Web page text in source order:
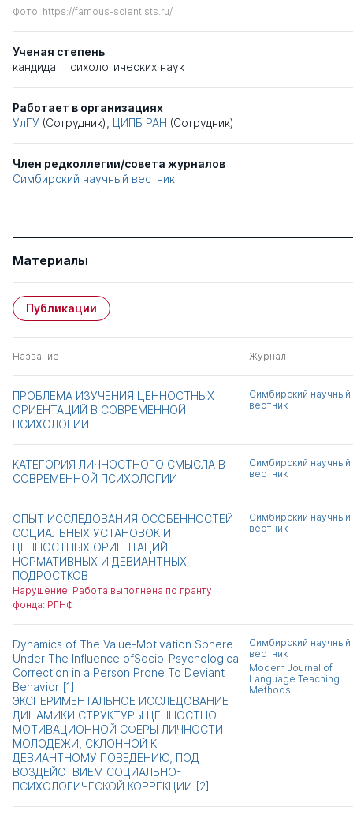
Фото: https://famous-scientists.ru/
Ученая степень
кандидат психологических наук
Работает в организациях
УлГУ (Сотрудник), ЦИПБ РАН (Сотрудник)
Член редколлегии/совета журналов
Симбирский научный вестник
Материалы
Публикации
Название Журнал
ПРОБЛЕМА ИЗУЧЕНИЯ ЦЕННОСТНЫХ
ОРИЕНТАЦИЙ В СОВРЕМЕННОЙ
ПСИХОЛОГИИ
Симбирский научный
вестник
КАТЕГОРИЯ ЛИЧНОСТНОГО СМЫСЛА В
СОВРЕМЕННОЙ ПСИХОЛОГИИ
Симбирский научный
вестник
ОПЫТ ИССЛЕДОВАНИЯ ОСОБЕННОСТЕЙ
СОЦИАЛЬНЫХ УСТАНОВОК И
ЦЕННОСТНЫХ ОРИЕНТАЦИЙ
НОРМАТИВНЫХ И ДЕВИАНТНЫХ
ПОДРОСТКОВ
Нарушение: Работа выполнена по гранту
фонда: РГНФ
Симбирский научный
вестник
Dynamics of The Value-Motivation Sphere
Under The Influence ofSocio-Psychological
Correction in a Person Prone To Deviant
Behavior [1]
ЭКСПЕРИМЕНТАЛЬНОЕ ИССЛЕДОВАНИЕ
ДИНАМИКИ СТРУКТУРЫ ЦЕННОСТНО-
МОТИВАЦИОННОЙ СФЕРЫ ЛИЧНОСТИ
МОЛОДЕЖИ, СКЛОННОЙ К
ДЕВИАНТНОМУ ПОВЕДЕНИЮ, ПОД
ВОЗДЕЙСТВИЕМ СОЦИАЛЬНО-
ПСИХОЛОГИЧЕСКОЙ КОРРЕКЦИИ [2]
Симбирский научный
вестник
Modern Journal of
Language Teaching
Methods